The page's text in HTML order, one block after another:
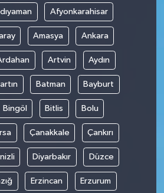
Afyonkarahisar
Amasya Ankara
Artvin Aydın
Batman Bayburt
Bingöl Bitlis Bolu
Çanakkale Çankırı
Diyarbakır Düzce
Erzincan Erzurum